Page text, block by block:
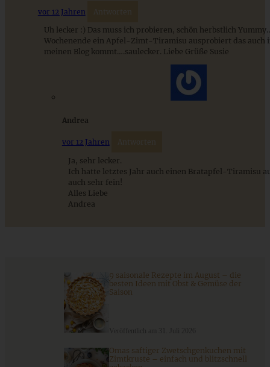
ZUM BEITRAG
9 saisonale Rezepte im August – die besten Ideen mit Obst
& Gemüse der Saison
vor 12 Jahren Antworten
Uh lecker :) Das muss ich probieren, schön herbstlich
Wochenende ein Apfel-Zimt-Tiramisu ausprobiert das auch
meinen Blog kommt….saulecker. Liebe Grüße Susie
Andrea
vor 12 Jahren Antworten
Ja, sehr lecker.
Ich hatte letztes Jahr auch einen Bratapfel-Tiramisu
auch sehr fein!
Alles Liebe
Andrea
9 saisonale Rezepte im August – die
besten Ideen mit Obst & Gemüse der
Saison
Omas saftiger Zwetschgenkuchen mit
Zimtkruste – einfach und blitzschnell